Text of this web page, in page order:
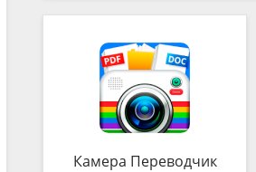
Камера Переводчик